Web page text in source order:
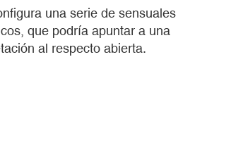
una serie de sensuales
que podría apuntar a una
al respecto abierta.